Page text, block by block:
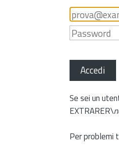
Accedi
Se sei un
EXTRARER\
Per problemi